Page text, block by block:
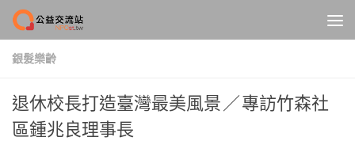
Skip to content
銀髮樂齡
退休校長打造臺灣最美風景 ／ 專訪竹森社
區鍾兆良理事長